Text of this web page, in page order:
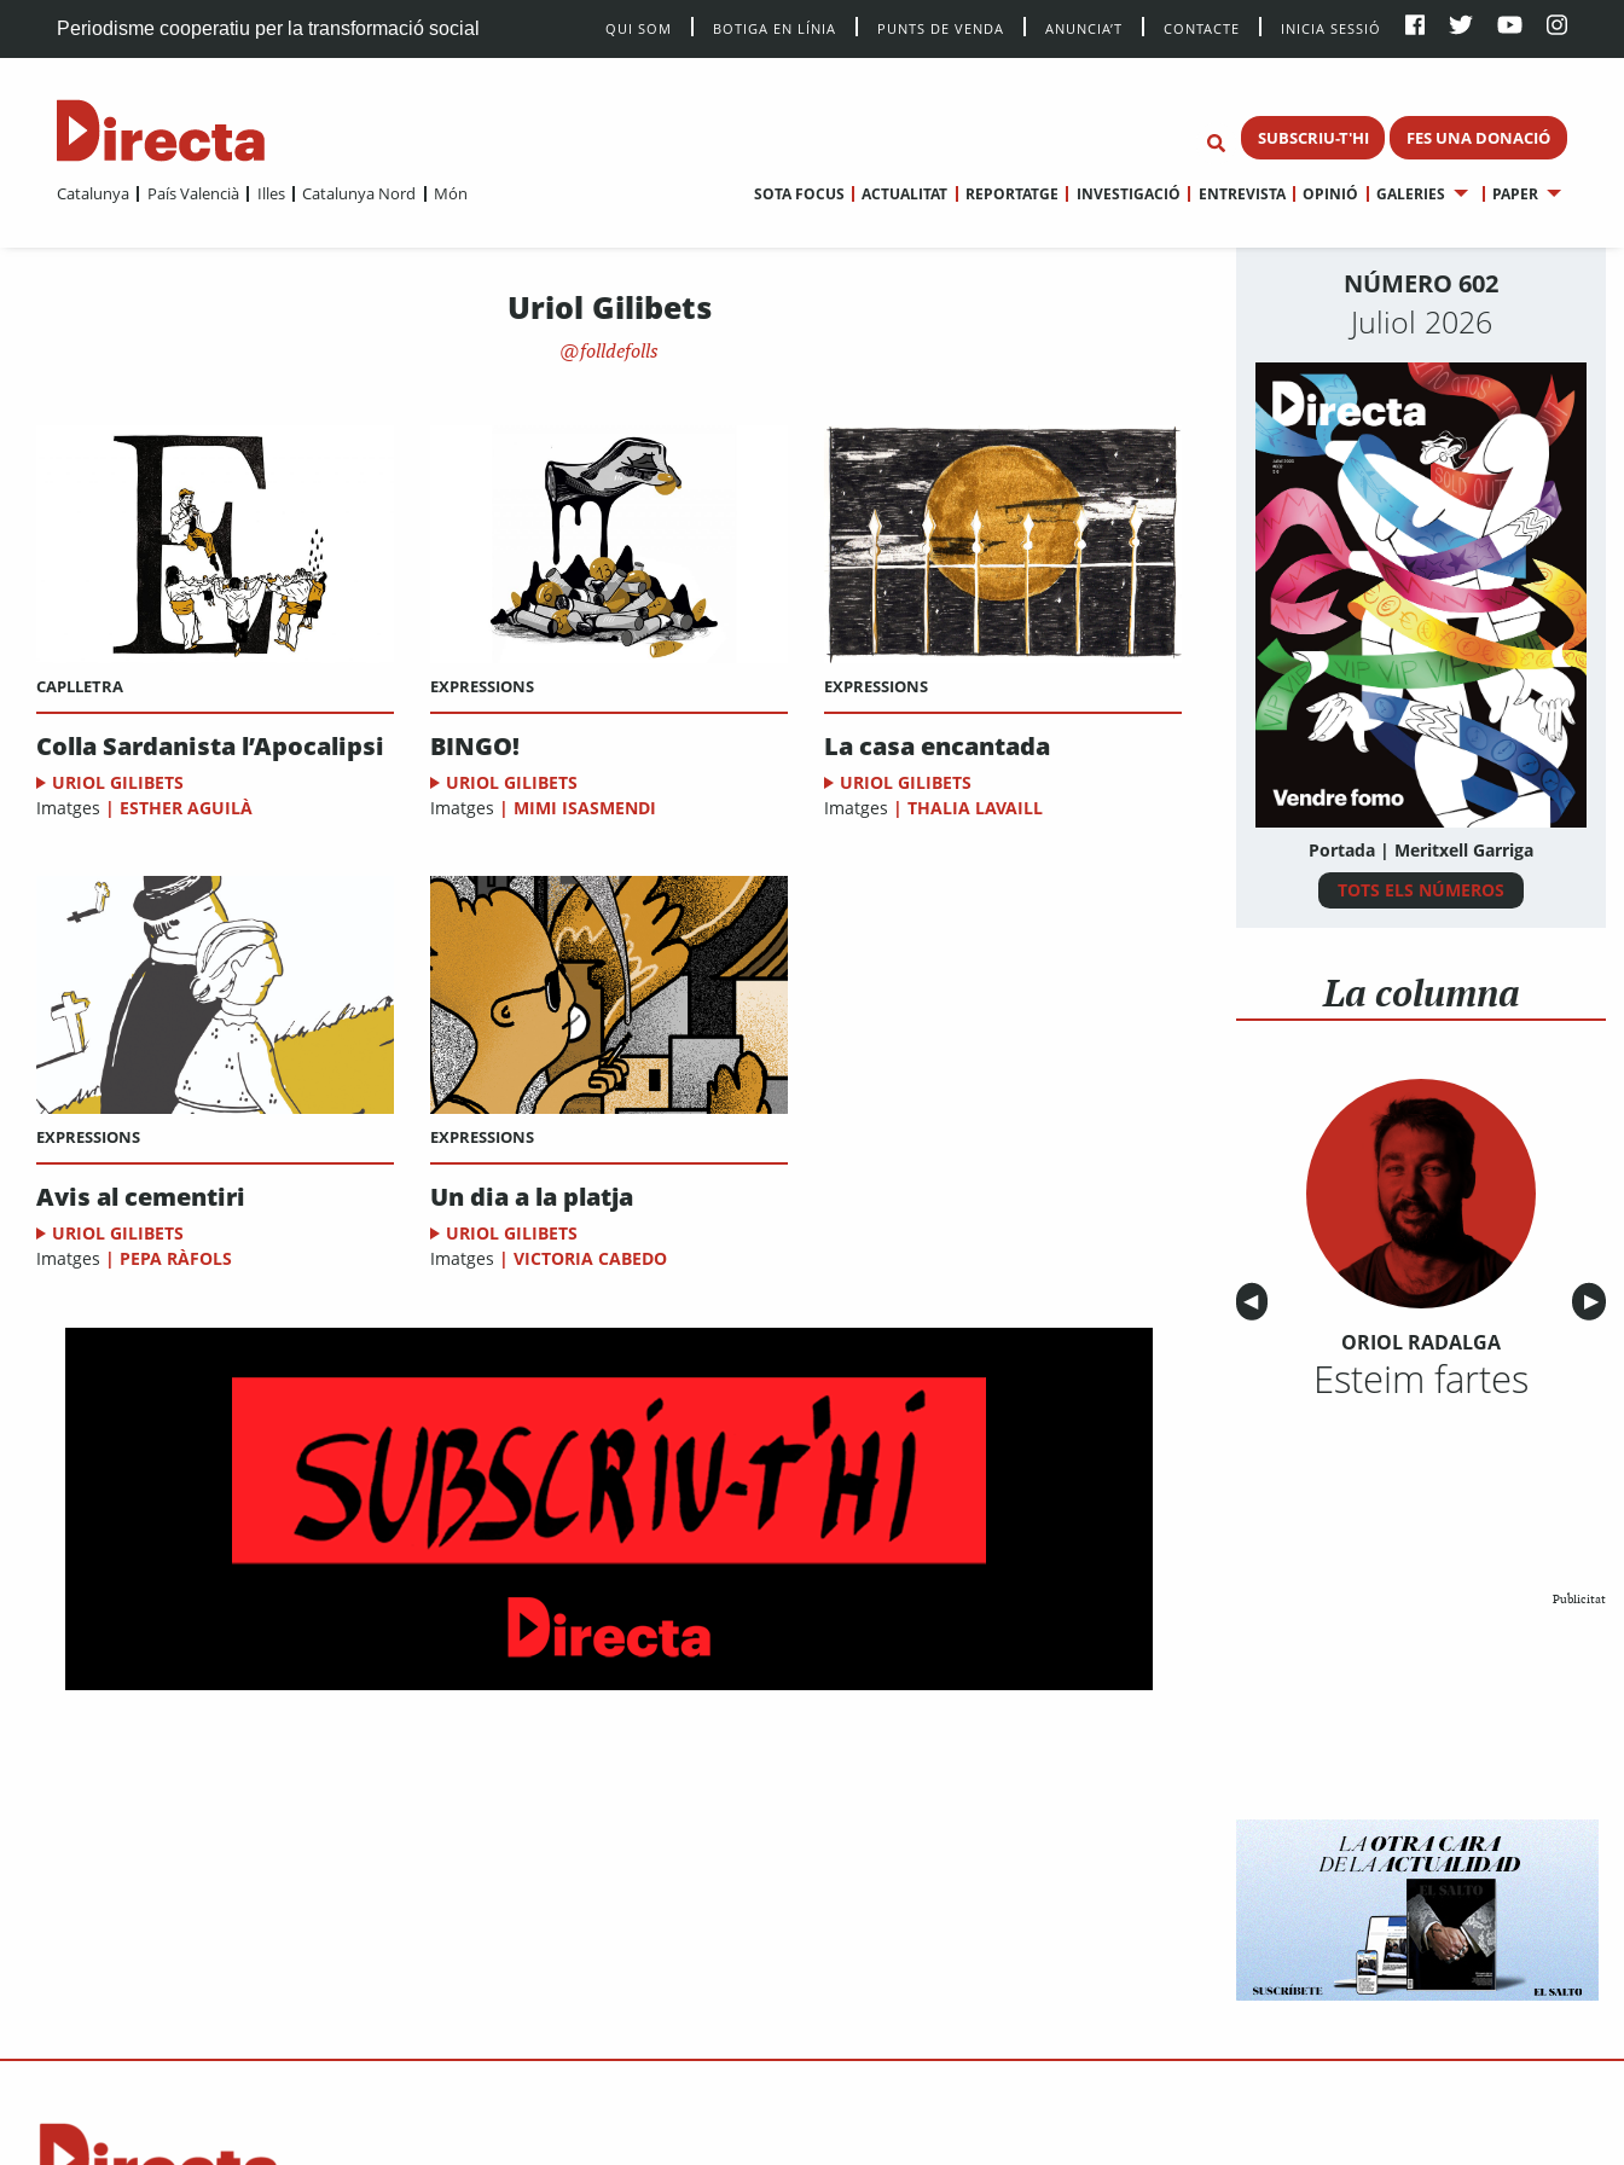
Periodisme cooperatiu per la transformació social QUI SOM BOTIGA EN LÍNIA PUNTS DE VENDA ANUNCIA’T CONTACTE INICIA SESSIÓ
SUBSCRIU-T'HI FES UNA DONACIÓ
Catalunya País Valencià Illes Catalunya Nord Món SOTA FOCUS ACTUALITAT REPORTATGE INVESTIGACIÓ ENTREVISTA OPINIÓ GALERIES PAPER
Uriol Gilibets
folldefolls
CAPLLETRA
Colla Sardanista l’Apocalipsi
URIOL GILIBETS
Imatges | ESTHER AGUILÀ
EXPRESSIONS
BINGO!
URIOL GILIBETS
Imatges | MIMI ISASMENDI
EXPRESSIONS
La casa encantada
URIOL GILIBETS
Imatges | THALIA LAVAILL
EXPRESSIONS
Avis al cementiri
URIOL GILIBETS
Imatges | PEPA RÀFOLS
EXPRESSIONS
Un dia a la platja
URIOL GILIBETS
Imatges | VICTORIA CABEDO
NÚMERO 602
Juliol 2026
Portada | Meritxell Garriga
TOTS ELS NÚMEROS
La columna
Anterior
◀︎ ▶︎
ORIOL RADALGA
Esteim fartes
Publicitat